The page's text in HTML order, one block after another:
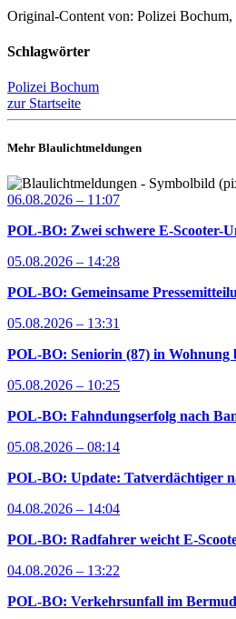
Original-Content von: Polizei
Schlagwörter
Polizei Bochum
zur Startseite
Mehr Blaulichtmeldungen
06.08.2026 – 11:07
POL-BO: Zwei schwere E-Scooter-
05.08.2026 – 14:28
POL-BO: Gemeinsame
05.08.2026 – 13:31
POL-BO: Seniorin (87) in
05.08.2026 – 10:25
POL-BO: Fahndungserfolg nach
05.08.2026 – 08:14
POL-BO: Update: Tatverdächtiger
04.08.2026 – 14:04
POL-BO: Radfahrer weicht E-
04.08.2026 – 13:22
POL-BO: Verkehrsunfall im